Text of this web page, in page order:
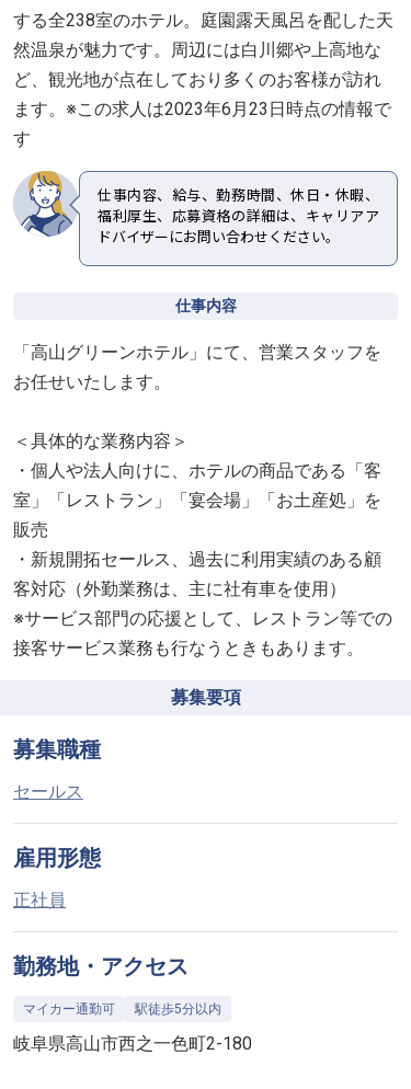
する全238室のホテル。庭園露天風呂を配した天
然温泉が魅力です。周辺には白川郷や上高地な
ど、観光地が点在しており多くのお客様が訪れ
ます。※この求人は2023年6月23日時点の情報で
す
仕事内容、給与、勤務時間、休日・休暇、
福利厚生、応募資格の詳細は、キャリアア
ドバイザーにお問い合わせください。
仕事内容
「高山グリーンホテル」にて、営業スタッフを
お任せいたします。
＜具体的な業務内容＞
・個人や法人向けに、ホテルの商品である「客
室」「レストラン」「宴会場」「お土産処」を
販売
・新規開拓セールス、過去に利用実績のある顧
客対応（外勤業務は、主に社有車を使用）
※サービス部門の応援として、レストラン等での
接客サービス業務も行なうときもあります。
募集要項
募集職種
セールス
雇用形態
正社員
勤務地・アクセス
マイカー通勤可 駅徒歩5分以内
岐阜県高山市西之一色町2-180